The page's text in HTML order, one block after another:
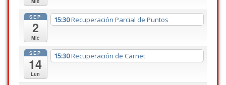
SEP
2
Mié
15:30Recuperación Parcial de Puntos
SEP
14
Lun
15:30Recuperación de Carnet